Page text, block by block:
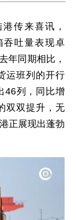
传来喜讯，
吞吐量表现卓
年同期相比，
运班列的开行
46列，同比增
双双提升，无
正展现出蓬勃